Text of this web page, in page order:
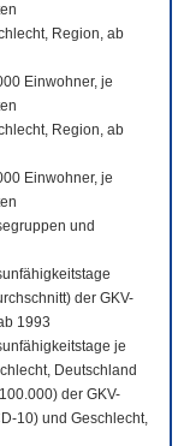
Region, ab
Einwohner, je
Region, ab
Einwohner, je
und
der GKV-
1993
je
Deutschland
der GKV-
10) und Geschlecht,